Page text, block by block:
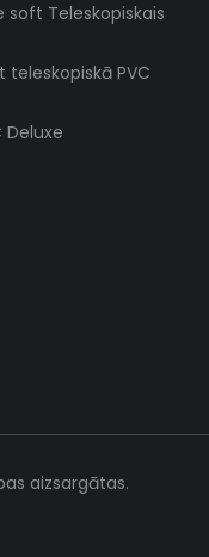
soft Teleskopiskais
PVC
Deluxe
aizsargātas.